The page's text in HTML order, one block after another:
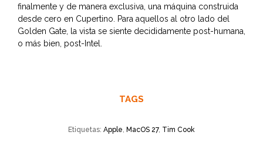
finalmente y de manera exclusiva, una máquina construida
desde cero en Cupertino. Para aquellos al otro lado del
Golden Gate, la vista se siente decididamente post-humana,
o más bien, post-Intel.
TAGS
Etiquetas: Apple, MacOS 27, Tim Cook